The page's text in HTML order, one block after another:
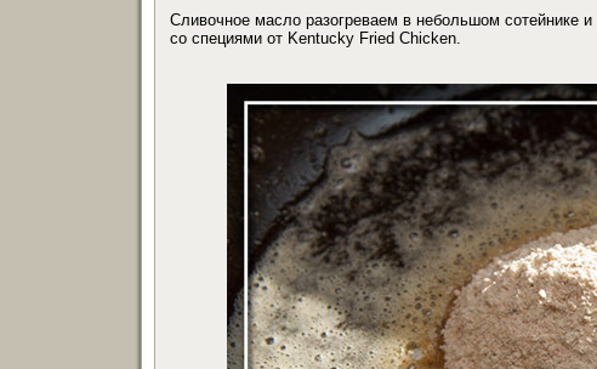
Сливочное масло разогреваем в небольшом
со специями от Kentucky Fried Chicken.